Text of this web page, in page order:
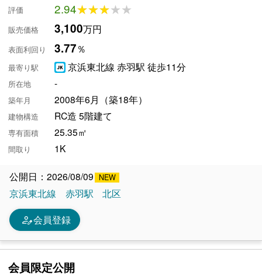
評価 2.94★★★★★
★★★★★
販売価格 3,100万円
表面利回り 3.77％
最寄り駅 京浜東北線 赤羽駅 徒歩11分
所在地 -
築年月 2008年6月（築18年）
建物構造 RC造 5階建て
専有面積 25.35㎡
間取り 1K
公開日：2026/08/09
京浜東北線
赤羽駅 北区
person_edit会員登録
会員限定公開